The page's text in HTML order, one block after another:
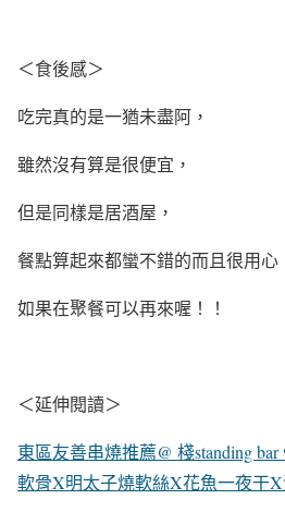
＜食後感＞
吃完真的是一猶未盡阿，
雖然沒有算是很便宜，
但是同樣是居酒屋，
餐點算起來都蠻不錯的而且很用心
如果在聚餐可以再來喔！！
＜延伸閱讀＞
東區友善串燒推薦@ 棧standing
軟骨X明太子燒軟絲X花魚一夜干X